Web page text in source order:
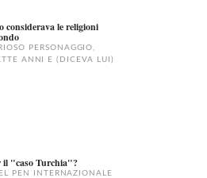
considerava le religioni
PERSONAGGIO,
ANNI E (DICEVA LUI)
il "caso Turchia"?
PEN INTERNAZIONALE